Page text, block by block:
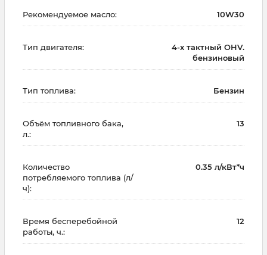
Рекомендуемое масло: 10W30
Тип двигателя:
4-х тактный OHV.
бензиновый
Тип топлива: Бензин
Объём топливного бака,
л.:
13
Количество
потребляемого топлива (л/
ч):
0.35 л/кВт*ч
Время бесперебойной
работы, ч.:
12